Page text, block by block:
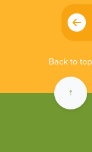
Back to top
↑